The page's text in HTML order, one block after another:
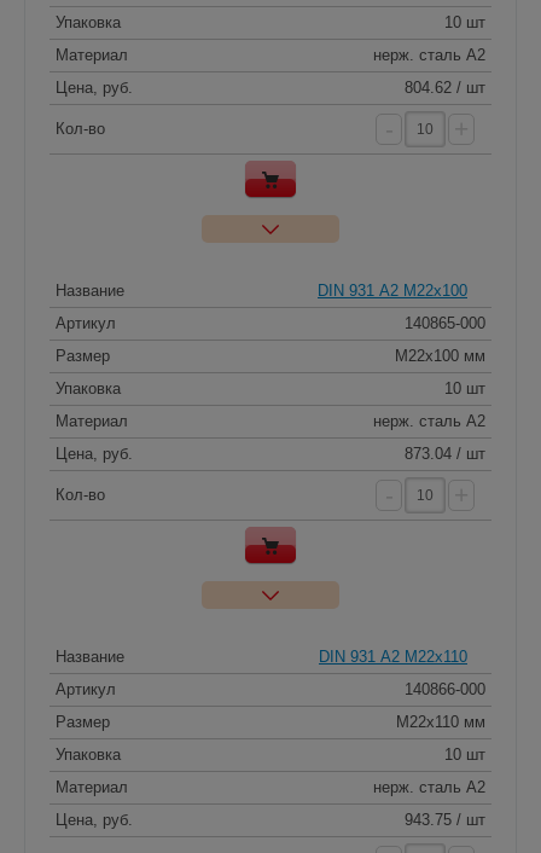
Упаковка
10 шт
Материал
нерж. сталь A2
Цена, руб.
804.62 / шт
Кол-во
Название
DIN 931 А2 M22x100
Артикул
140865-000
Размер
M22x100 мм
Упаковка
10 шт
Материал
нерж. сталь A2
Цена, руб.
873.04 / шт
Кол-во
Название
DIN 931 А2 M22x110
Артикул
140866-000
Размер
M22x110 мм
Упаковка
10 шт
Материал
нерж. сталь A2
Цена, руб.
943.75 / шт